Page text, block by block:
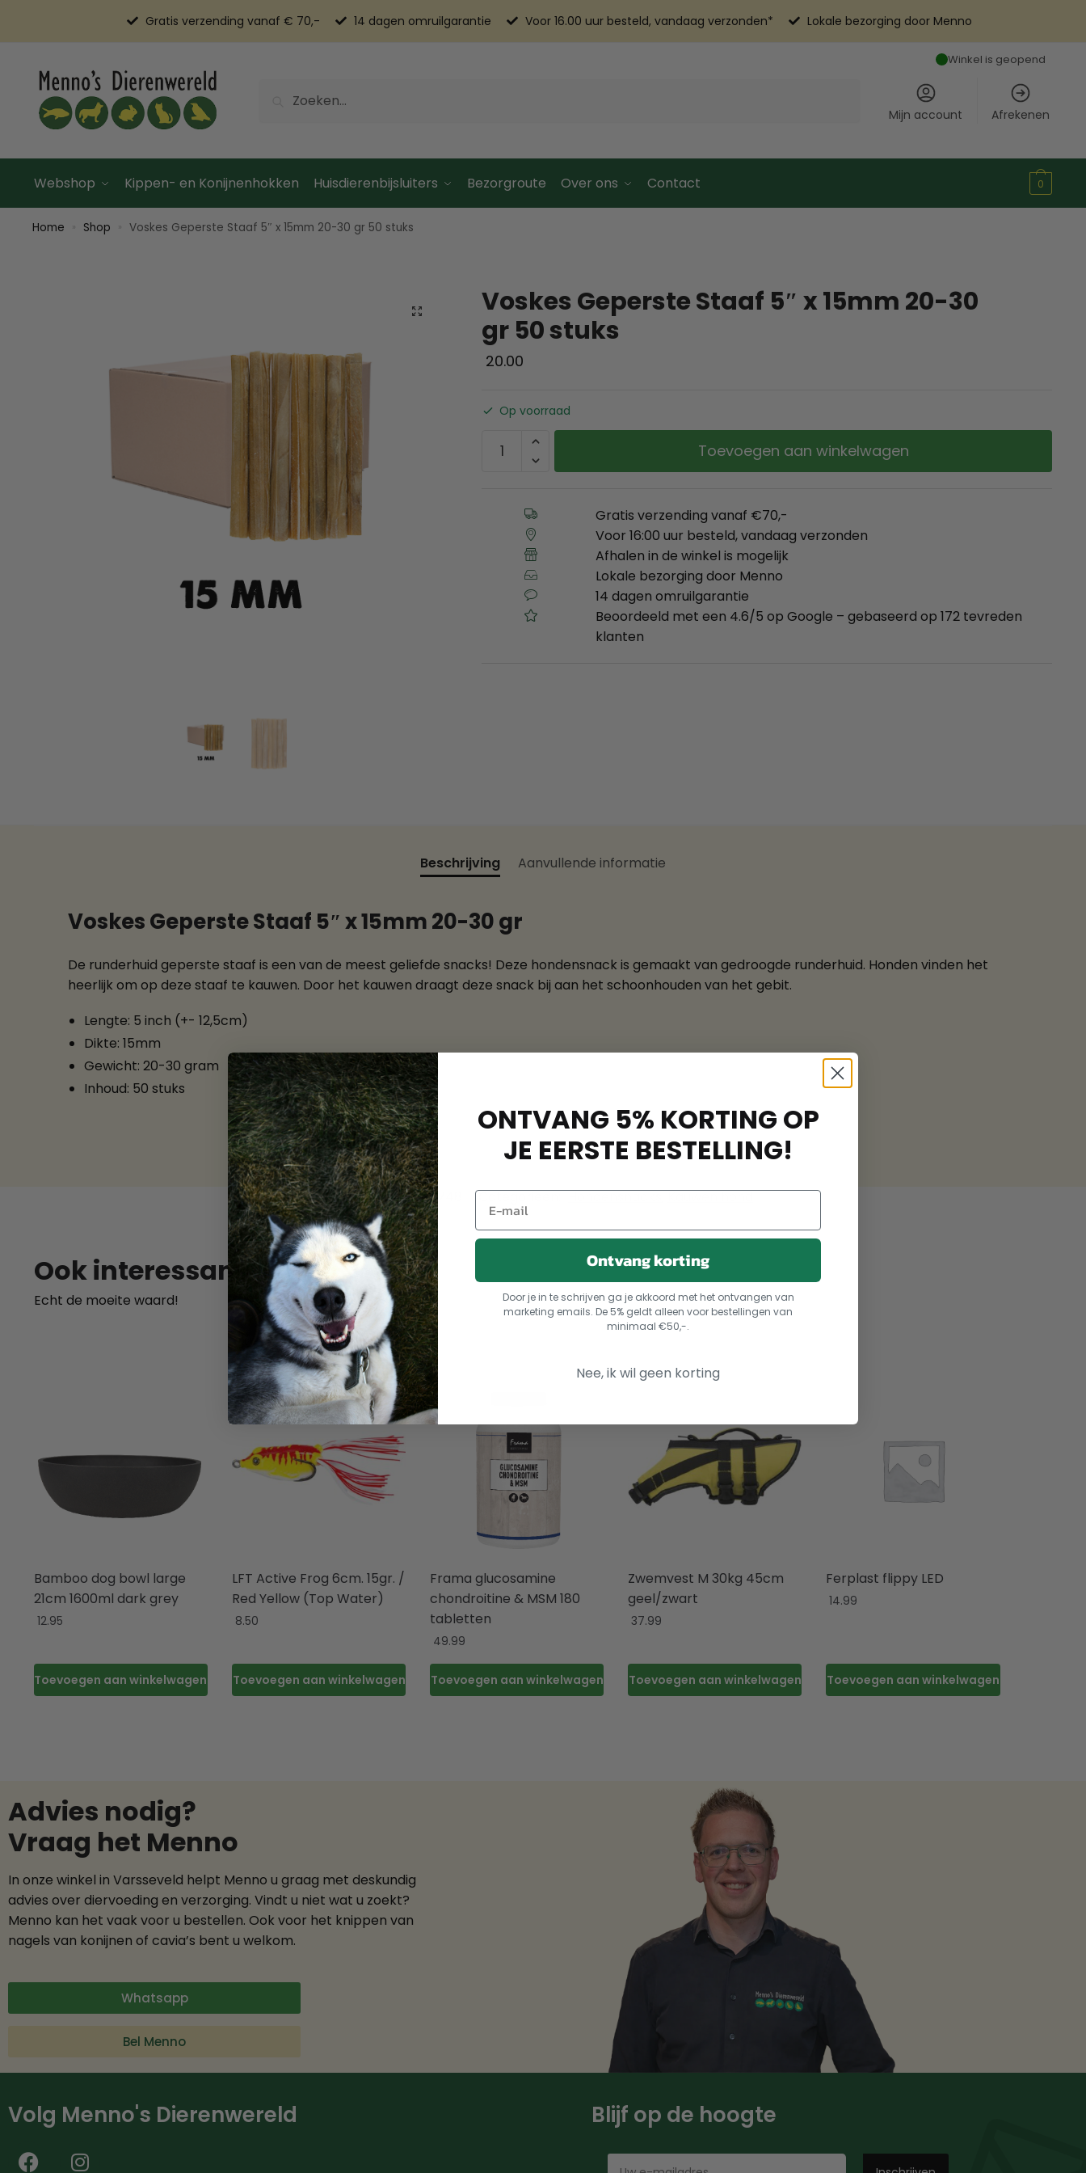
Gratis verzending vanaf € 70,- 14 dagen omruilgarantie Voor 16.00 uur besteld, vandaag verzonden* Lokale bezorging door Menno
Winkel is geopend
Mijn account Afrekenen
Webshop Kippen- en Konijnenhokken Huisdierenbijsluiters Bezorgroute Over ons Contact 0
Home Shop Voskes Geperste Staaf 5″ x 15mm 20-30 gr 50 stuks
Voskes Geperste Staaf 5″ x 15mm 20-30
gr 50 stuks
20.00
Op voorraad
Toevoegen aan winkelwagen
Gratis verzending vanaf €70,-
Voor 16:00 uur besteld, vandaag verzonden
Afhalen in de winkel is mogelijk
Lokale bezorging door Menno
14 dagen omruilgarantie
Beoordeeld met een 4.6/5 op Google – gebaseerd op 172 tevreden
klanten
Beschrijving Aanvullende informatie
Voskes Geperste Staaf 5″ x 15mm 20-30 gr
De runderhuid geperste staaf is een van de meest geliefde snacks! Deze hondensnack is gemaakt van gedroogde runderhuid. Honden vinden het
heerlijk om op deze staaf te kauwen. Door het kauwen draagt deze snack bij aan het schoonhouden van het gebit.
Lengte: 5 inch (+- 12,5cm)
Dikte: 15mm
Gewicht: 20-30 gram
Inhoud: 50 stuks
SKU: 8711242983748 Categorieën: Hondensnacks,Kauwen hond
Ook interessant
Echt de moeite waard!
Bamboo dog bowl large
21cm 1600ml dark grey
12.95
Toevoegen aan winkelwagen
LFT Active Frog 6cm. 15gr. /
Red Yellow (Top Water)
8.50
Toevoegen aan winkelwagen
Frama glucosamine
chondroitine & MSM 180
tabletten
49.99
Toevoegen aan winkelwagen
Zwemvest M 30kg 45cm
geel/zwart
37.99
Toevoegen aan winkelwagen
Ferplast flippy LED
14.99
Toevoegen aan winkelwagen
Advies nodig?
Vraag het Menno
In onze winkel in Varsseveld helpt Menno u graag met deskundig
advies over diervoeding en verzorging. Vindt u niet wat u zoekt?
Menno kan het vaak voor u bestellen. Ook voor het knippen van
nagels van konijnen of cavia’s bent u welkom.
Whatsapp
Bel Menno
Volg Menno's Dierenwereld Blijf op de hoogte
ONTVANG 5% KORTING OP
JE EERSTE BESTELLING!
Ontvang korting
Door je in te schrijven ga je akkoord met het ontvangen van
marketing emails. De 5% geldt alleen voor bestellingen van
minimaal €50,-.
Nee, ik wil geen korting